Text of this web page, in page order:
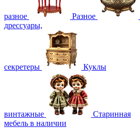
разное Разное
дрессуары,
секретеры Куклы
винтажные
Старинная
мебель в наличии